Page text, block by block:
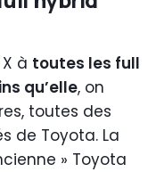
à toutes les full
qu’elle, on
toutes des
de Toyota. La
» Toyota